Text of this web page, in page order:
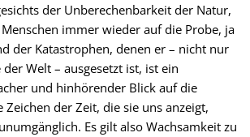
der Unberechenbarkeit der Natur,
immer wieder auf die Probe, ja
der Katastrophen, denen er – nicht nur
Welt – ausgesetzt ist, ist ein
und hinhörender Blick auf die
Zeichen der Zeit, die sie uns anzeigt,
Es gilt also Wachsamkeit zu